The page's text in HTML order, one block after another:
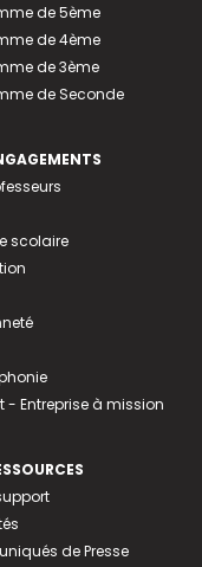
de 5ème
de 4ème
de 3ème
de Seconde
scolaire
- Entreprise à mission
de Presse